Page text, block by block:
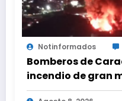
Notinformados
Bomberos de
incendio de gran
industrial de El